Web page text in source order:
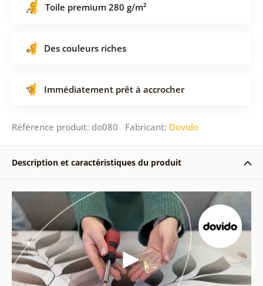
Toile premium 280 g/m²
Des couleurs riches
Immédiatement prêt à accrocher
Référence produit: do080 Fabricant: Dovido
Description et caractéristiques du produit